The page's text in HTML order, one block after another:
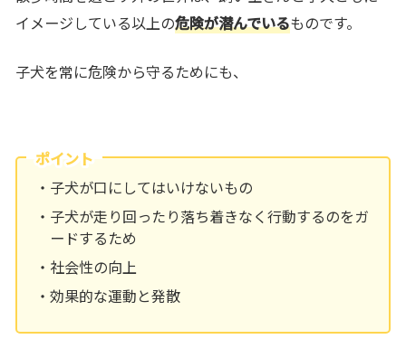
イメージしている以上の危険が潜んでいるものです。
子犬を常に危険から守るためにも、
ポイント
子犬が口にしてはいけないもの
子犬が走り回ったり落ち着きなく行動するのをガ
ードするため
社会性の向上
効果的な運動と発散